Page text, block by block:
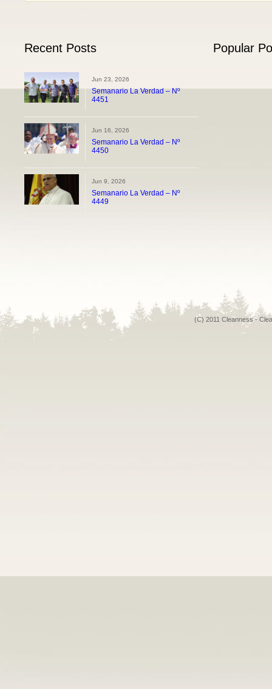
Recent Posts
Jun 23, 2026
Semanario La Verdad – Nº
4451
Jun 16, 2026
Semanario La Verdad – Nº
4450
Jun 9, 2026
Semanario La Verdad – Nº
4449
Popular
(C) 2011 Cleanness -